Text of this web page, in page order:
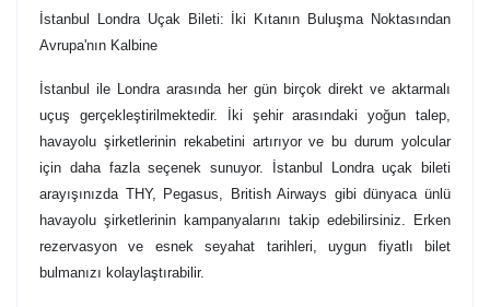
İstanbul Londra Uçak Bileti: İki Kıtanın Buluşma Noktasından
Avrupa'nın Kalbine
İstanbul ile Londra arasında her gün birçok direkt ve aktarmalı
uçuş gerçekleştirilmektedir. İki şehir arasındaki yoğun talep,
havayolu şirketlerinin rekabetini artırıyor ve bu durum yolcular
için daha fazla seçenek sunuyor. İstanbul Londra uçak bileti
arayışınızda THY, Pegasus, British Airways gibi dünyaca ünlü
havayolu şirketlerinin kampanyalarını takip edebilirsiniz. Erken
rezervasyon ve esnek seyahat tarihleri, uygun fiyatlı bilet
bulmanızı kolaylaştırabilir.